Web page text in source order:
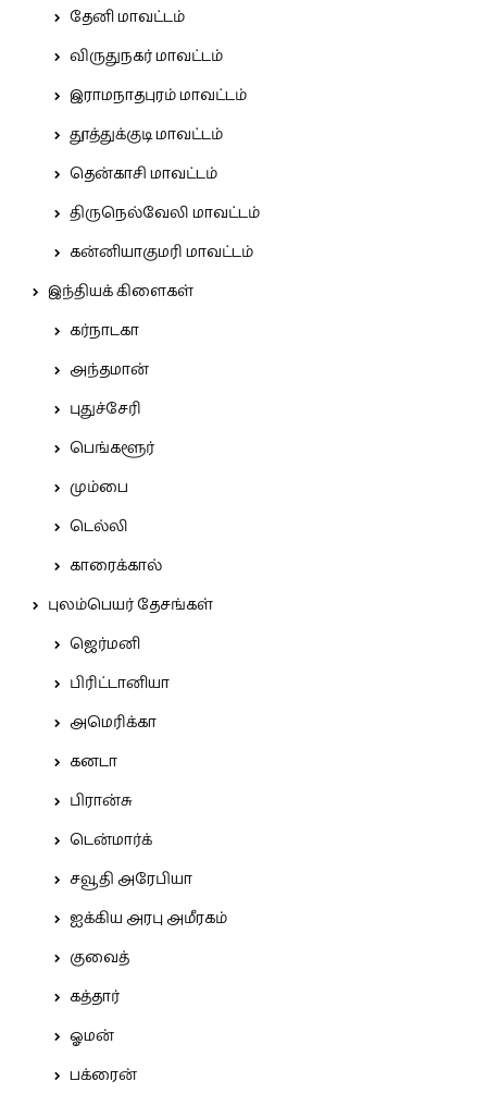
தேனி மாவட்டம்
விருதுநகர் மாவட்டம்
இராமநாதபுரம் மாவட்டம்
தூத்துக்குடி மாவட்டம்
தென்காசி மாவட்டம்
திருநெல்வேலி மாவட்டம்
கன்னியாகுமரி மாவட்டம்
இந்தியக் கிளைகள்
கர்நாடகா
அந்தமான்
புதுச்சேரி
பெங்களூர்
மும்பை
டெல்லி
காரைக்கால்
புலம்பெயர் தேசங்கள்
ஜெர்மனி
பிரிட்டானியா
அமெரிக்கா
கனடா
பிரான்சு
டென்மார்க்
சவூதி அரேபியா
ஐக்கிய அரபு அமீரகம்
குவைத்
கத்தார்
ஓமன்
பக்ரைன்